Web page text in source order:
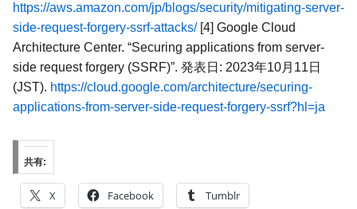
https://aws.amazon.com/jp/blogs/security/mitigating-server-
side-request-forgery-ssrf-attacks/[4] Google Cloud
Architecture Center. “Securing applications from server-
side request forgery (SSRF)”. 発表日: 2023年10月11日
(JST). https://cloud.google.com/architecture/securing-
applications-from-server-side-request-forgery-ssrf?hl=ja
共有:
X Facebook Tumblr